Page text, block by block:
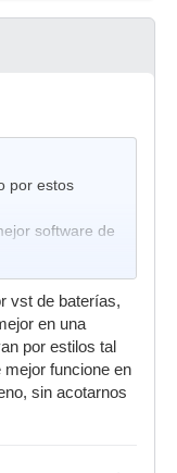
por estos
software de
vst de baterías,
en una
por estilos tal
mejor funcione en
sin acotarnos